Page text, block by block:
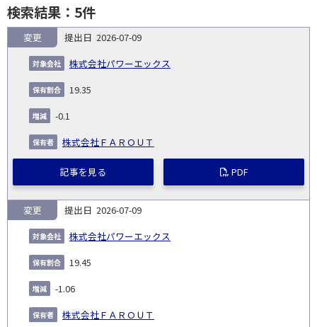
検索結果：5件
NO.
告
義
務
発
生
日
提
日
証券
対
2026-07-09
株式会社パワーエックス
変更
19.35
-0.1
株式会社ＦＡＲＯＵＴ
記事を見る PDF
2026-07-09
株式会社パワーエックス
変更
19.45
-1.06
株式会社ＦＡＲＯＵＴ